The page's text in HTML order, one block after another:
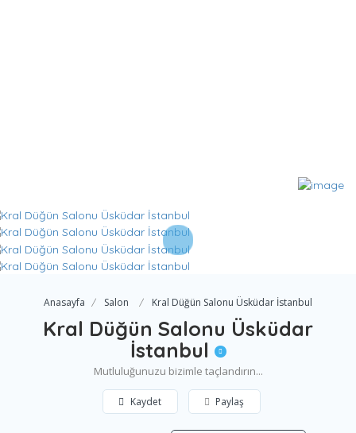
Anasayfa Salon Kral Düğün Salonu Üsküdar İstanbul
Kral Düğün Salonu Üsküdar
İstanbul
Mutluluğunuzu bizimle taçlandırın...
Kaydet Paylaş